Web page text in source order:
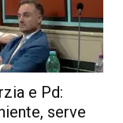
e Pd:
serve